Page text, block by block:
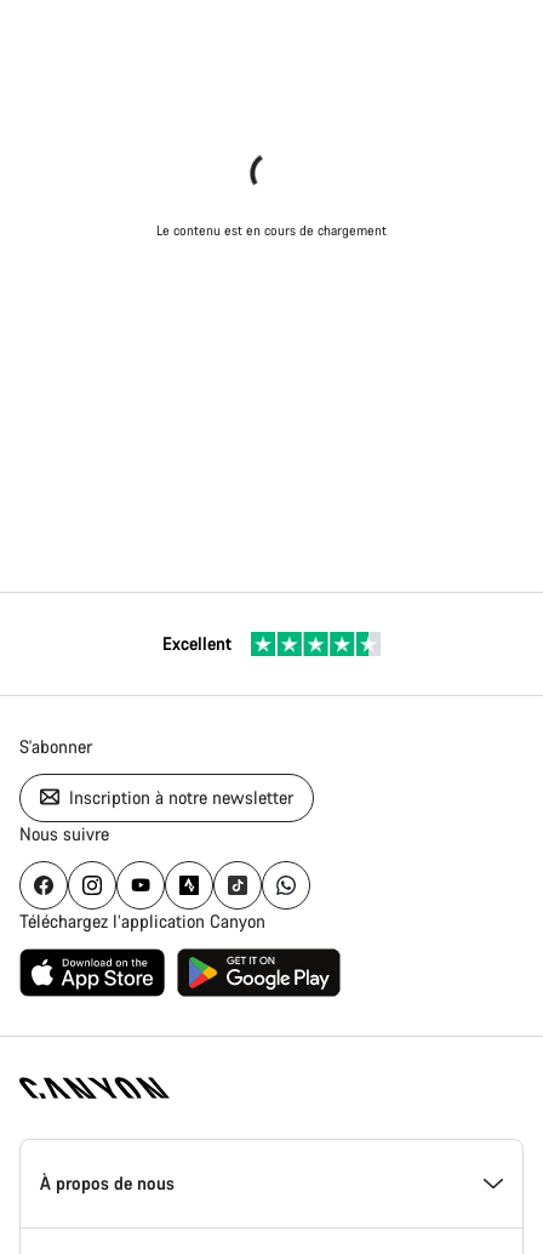
Le contenu est en cours de chargement
Excellent
S'abonner
Inscription à notre newsletter
Nous suivre
Téléchargez l’application Canyon
Page
d'accueil
Canyon
-
À propos de nous